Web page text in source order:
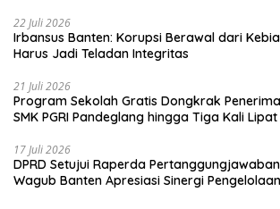
22 Juli 2026
Irbansus Banten: Korupsi Berawal dari
Harus Jadi Teladan Integritas
21 Juli 2026
Program Sekolah Gratis Dongkrak
SMK PGRI Pandeglang hingga Tiga Kali Lipat
17 Juli 2026
DPRD Setujui Raperda Pertanggungjawaban
Wagub Banten Apresiasi Sinergi